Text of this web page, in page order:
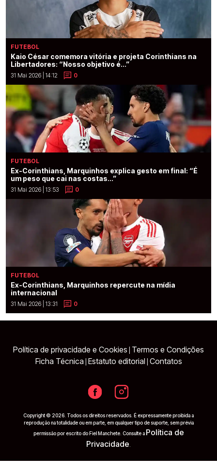
FUTEBOL
Kaio César comemora vitória e projeta Corinthians na
Libertadores: “Nosso objetivo é...”
31 Mai 2026 | 14:12 0
FUTEBOL
Ex-Corinthians, Marquinhos explica gesto em final: “É
um peso que cai nas costas...”
31 Mai 2026 | 13:53 0
FUTEBOL
Ex-Corinthians, Marquinhos repercute na mídia
internacional
31 Mai 2026 | 13:31 0
Política de privacidade e Cookies Termos e Condições
Ficha Técnica Estatuto editorial Contatos
Copyright © 2026. Todos os direitos reservados. É expressamente proibida a
reprodução na totalidade ou em parte, em qualquer tipo de suporte, sem prévia
permissão por escrito do Fiel Manchete. Consulte a Política de
Privacidade